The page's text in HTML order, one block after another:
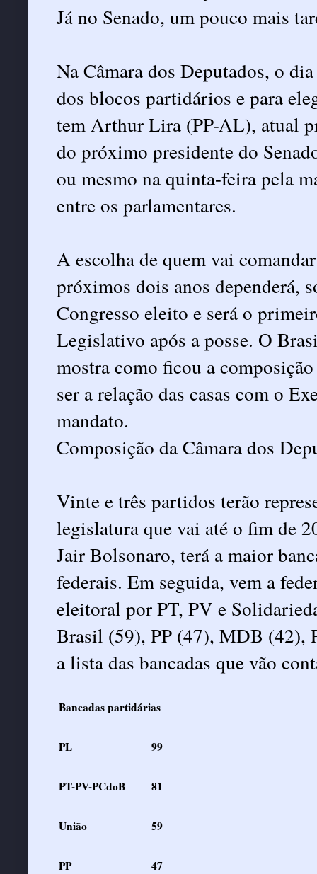
Já no Senado, um pouco mais
Na Câmara dos Deputados, o
dos blocos partidários e para
tem Arthur Lira (PP-AL), atual
do próximo presidente do
ou mesmo na quinta-feira pela
entre os parlamentares.
A escolha de quem vai
próximos dois anos dependerá,
Congresso eleito e será o
Legislativo após a posse. O
mostra como ficou a
ser a relação das casas com o
mandato.
Composição da Câmara dos
Vinte e três partidos terão
legislatura que vai até o fim de
Jair Bolsonaro, terá a maior
federais. Em seguida, vem a
eleitoral por PT, PV e
Brasil (59), PP (47), MDB (42),
a lista das bancadas que vão
Bancadas partidárias
PL 99
PT-PV-PCdoB 81
União 59
PP 47